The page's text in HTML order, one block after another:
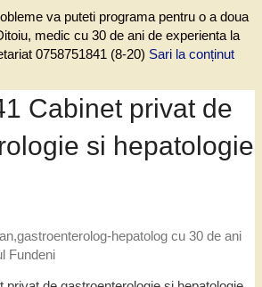
va puteti programa pentru o a doua
medic cu 30 de ani de experienta la
0758751841 (8-20) Sari la conținut
Cabinet privat de
si hepatologie
hepatolog cu 30 de ani
Fundeni